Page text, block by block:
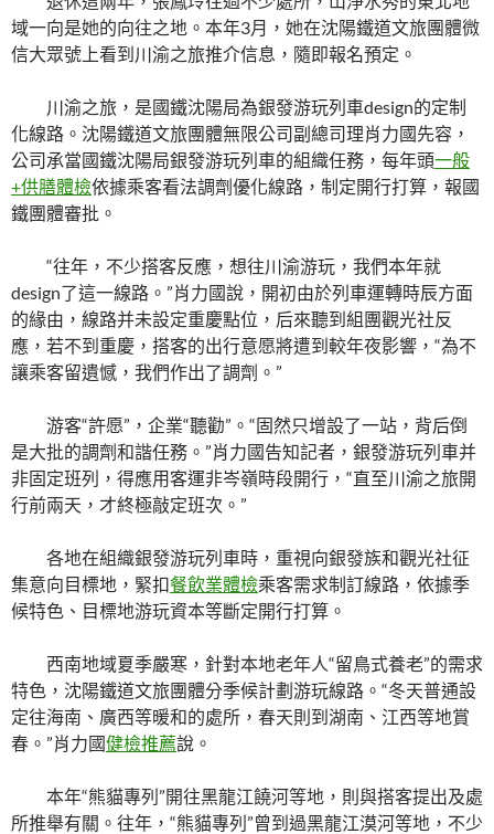
域一向是她的向往之地。本年3月，她在沈陽鐵道文旅團體微
信大眾號上看到川渝之旅推介信息，隨即報名預定。
川渝之旅，是國鐵沈陽局為銀發游玩列車design的定制
化線路。沈陽鐵道文旅團體無限公司副總司理肖力國先容，
公司承當國鐵沈陽局銀發游玩列車的組織任務，每年頭一般
+供膳體檢依據乘客看法調劑優化線路，制定開行打算，報國
鐵團體審批。
“往年，不少搭客反應，想往川渝游玩，我們本年就
design了這一線路。”肖力國說，開初由於列車運轉時辰方面
的緣由，線路并未設定重慶點位，后來聽到組團觀光社反
應，若不到重慶，搭客的出行意愿將遭到較年夜影響，“為不
讓乘客留遺憾，我們作出了調劑。”
游客“許愿”，企業“聽勸”。“固然只增設了一站，背后倒
是大批的調劑和諧任務。”肖力國告知記者，銀發游玩列車并
非固定班列，得應用客運非岑嶺時段開行，“直至川渝之旅開
行前兩天，才終極敲定班次。”
各地在組織銀發游玩列車時，重視向銀發族和觀光社征
集意向目標地，緊扣餐飲業體檢乘客需求制訂線路，依據季
候特色、目標地游玩資本等斷定開行打算。
西南地域夏季嚴寒，針對本地老年人“留鳥式養老”的需求
特色，沈陽鐵道文旅團體分季候計劃游玩線路。“冬天普通設
定往海南、廣西等暖和的處所，春天則到湖南、江西等地賞
春。”肖力國健檢推薦說。
本年“熊貓專列”開往黑龍江饒河等地，則與搭客提出及處
所推舉有關。往年，“熊貓專列”曾到過黑龍江漠河等地，不少